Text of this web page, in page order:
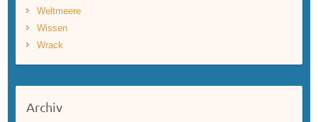
Weltmeere
Wissen
Wrack
Archiv